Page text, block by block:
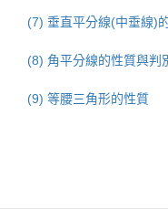
(7) 垂直平分線(中垂線)
(8) 角平分線的性質與判
(9) 等腰三角形的性質